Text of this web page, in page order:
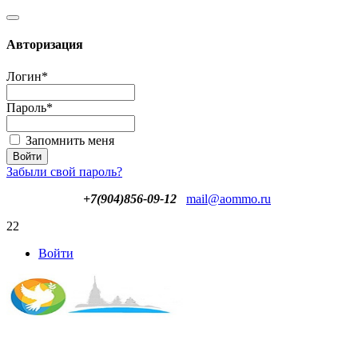
Авторизация
Логин*
Пароль*
Запомнить меня
Забыли свой пароль?
+7(904)856-09-12
mail@aommo.ru
22
Войти